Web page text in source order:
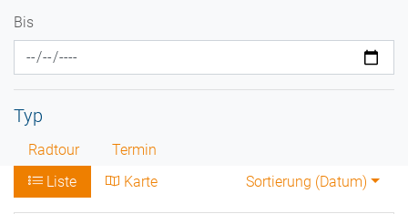
Bis
Typ
Radtour
Termin
Liste
Karte Sortierung (Datum)